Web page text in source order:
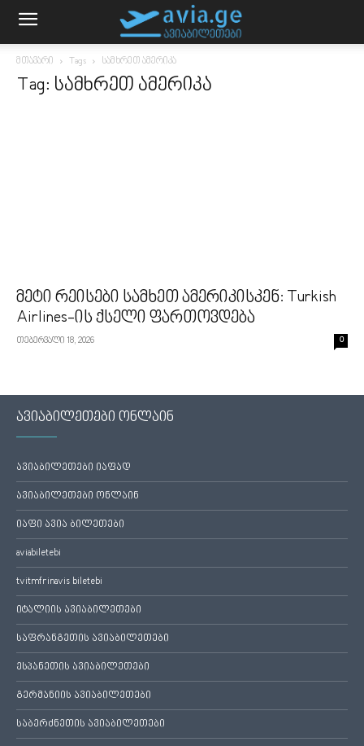
მთავარი Tags სამხრეთ ამერიკა
Tag: სამხრეთ ამერიკა
მეტი რეისები სამხეთ ამერიკისკენ: Turkish
Airlines-ის ქსელი ფართოვდება
თებერვალი 18, 2026 0
ავიაბილეთები ონლაინ
ავიაბილეთები იაფად
ავიაბილეთები ონლაინ
იაფი ავია ბილეთები
aviabiletebi
tvitmfrinavis biletebi
იტალიის ავიაბილეთები
საფრანგეთის ავიაბილეთები
ესპანეთის ავიაბილეთები
გერმანიის ავიაბილეთები
საბერძნეთის ავიაბილეთები